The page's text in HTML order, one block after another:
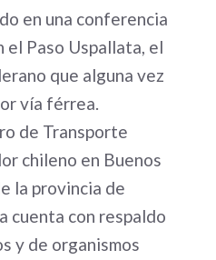
en una conferencia
el Paso Uspallata, el
que alguna vez
vía férrea.
de Transporte
chileno en Buenos
la provincia de
cuenta con respaldo
y de organismos